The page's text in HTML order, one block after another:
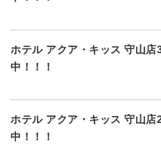
ホテル アクア・キッス 守山
中！！！
ホテル アクア・キッス 守山
中！！！